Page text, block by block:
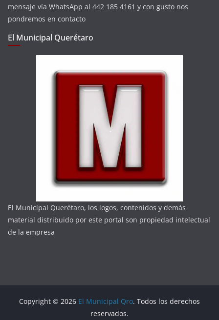
mensaje vía WhatsApp al 442 185 4161 y con gusto nos
pondremos en contacto
El Municipal Querétaro
El Municipal Querétaro, los logos, contenidos y demás
material distribuido por este portal son propiedad intelectual
de la empresa
Copyright © 2026 El Municipal Qro. Todos los derechos
reservados.